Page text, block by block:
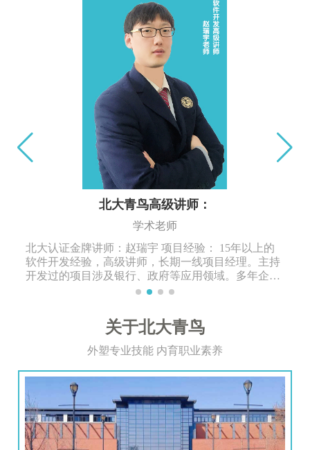
北大青鸟高级讲师：
学术老师
北大认证金牌讲师：赵瑞宇 项目经验： 15年以上的
软件开发经验，高级讲师，长期一线项目经理。主持
开发过的项目涉及银行、政府等应用领域。多年企业
内训培训师，讲课风趣幽默，深受学生喜爱
关于北大青鸟
外塑专业技能 内育职业素养